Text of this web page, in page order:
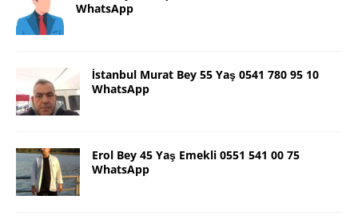
WhatsApp
İstanbul Murat Bey 55 Yaş 0541 780 95 10
WhatsApp
Erol Bey 45 Yaş Emekli 0551 541 00 75
WhatsApp